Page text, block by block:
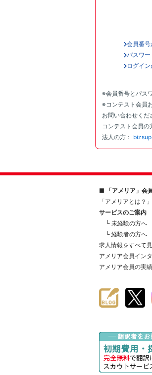
会員番号
パスワー
ログイ
※会員番号とパス
※コンテスト会員
お問い合わせくだ
コンテスト会員の
法人の方：
■ 「アメリア」会
「アメリアとは？」
サービスのご案内
└ 未経験の方へ
└ 経験者の方へ
求人情報をすべて
アメリア会員イン
アメリア会員の実績